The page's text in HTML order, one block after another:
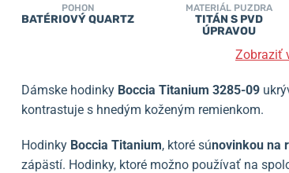
POHON
BATÉRIOVÝ QUARTZ
MATERIÁL PUZDRA
TITÁN S PVD
ÚPRAVOU
Zobraziť
Dámske hodinky Boccia Titanium 3285-09
kontrastuje s hnedým koženým remienkom.
Hodinky Boccia Titanium, ktoré súnovinkou na
zápästí. Hodinky, ktoré možno používať na